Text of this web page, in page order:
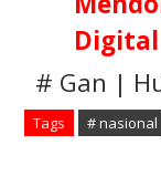
# Gan |
Tags # nasional